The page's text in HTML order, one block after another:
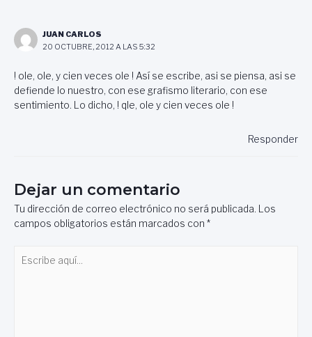
JUAN CARLOS
20 OCTUBRE, 2012 A LAS 5:32
! ole, ole, y cien veces ole ! Así se escribe, asi se piensa, asi se
defiende lo nuestro, con ese grafismo literario, con ese
sentimiento. Lo dicho, ! qle, ole y cien veces ole !
Responder
Dejar un comentario
Tu dirección de correo electrónico no será publicada. Los
campos obligatorios están marcados con *
aquí...